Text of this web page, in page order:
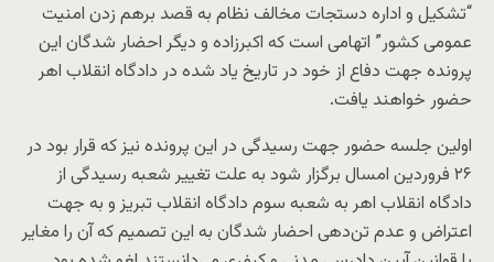
“تشکیل و اداره دستجات مخالف نظام به قصد برهم‌ زدن امنیت
عمومی کشور” اتهامی است که اکبرزاده و دیگر احضار شدگان این
پرونده جهت دفاع از خود در تاریخ یاد شده در دادگاه انقلاب اهر
حضور خواهند یافت.
اولین جلسه حضور جهت رسیدگی در این پرونده نیز که قرار بود در
۲۶ فروردین امسال برگزار شود به علت تغییر شعبه رسیدگی از
دادگاه انقلاب اهر به شعبه سوم دادگاه انقلاب تبریز و به جهت
اعتراض و عدم تن‌دهی احضار شدگان به این تصمیم که آن را مغایر